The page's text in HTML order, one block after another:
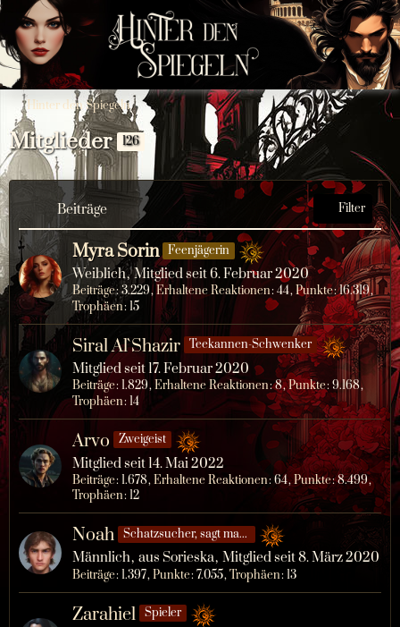
Hinter den Spiegeln
Mitglieder 126
Beiträge Filter
Myra Sorin Feenjägerin
Weiblich Mitglied seit 6. Februar 2020
Beiträge 3.229 Erhaltene Reaktionen 44 Punkte 16.319
Trophäen 15
Siral Al`Shazir Teekannen-Schwenker
Mitglied seit 17. Februar 2020
Beiträge 1.829 Erhaltene Reaktionen 8 Punkte 9.168
Trophäen 14
Arvo Zweigeist
Mitglied seit 14. Mai 2022
Beiträge 1.678 Erhaltene Reaktionen 64 Punkte 8.499
Trophäen 12
Noah Schatzsucher, sagt man…
Männlich aus Sorieska Mitglied seit 8. März 2020
Beiträge 1.397 Punkte 7.055 Trophäen 13
Zarahiel Spieler